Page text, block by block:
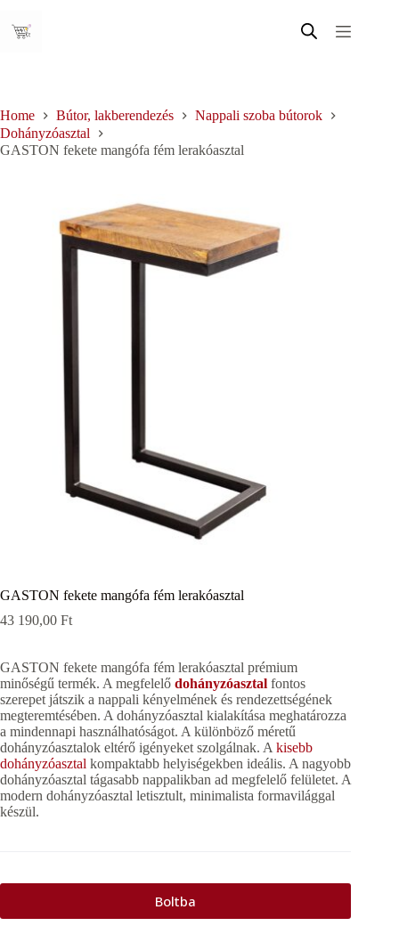
content
Home Bútor, lakberendezés
Nappali szoba bútorok
Dohányzóasztal
GASTON fekete mangófa fém lerakóasztal
GASTON fekete mangófa fém lerakóasztal
43 190,00 Ft
GASTON fekete mangófa fém lerakóasztal prémium
minőségű termék. A megfelelő dohányzóasztal fontos
szerepet játszik a nappali kényelmének és rendezettségének
megteremtésében. A dohányzóasztal kialakítása meghatározza
a mindennapi használhatóságot. A különböző méretű
dohányzóasztalok eltérő igényeket szolgálnak. A kisebb
dohányzóasztal kompaktabb helyiségekben ideális. A nagyobb
dohányzóasztal tágasabb nappalikban ad megfelelő felületet. A
modern dohányzóasztal letisztult, minimalista formavilággal
készül.
Boltba